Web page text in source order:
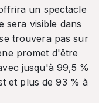
un spectacle
sera visible dans
trouvera pas sur
promet d'être
jusqu'à 99,5 %
et plus de 93 % à